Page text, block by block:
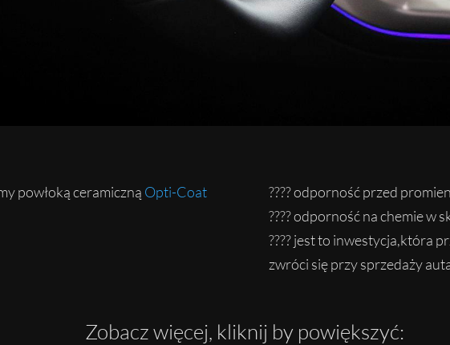
powłoką ceramiczną Opti-Coat
????odporność przed
????odporność na chemie w
????jest to inwestycja,która
zwróci się przy sprzedaży
Zobacz więcej, kliknij by powiększyć: